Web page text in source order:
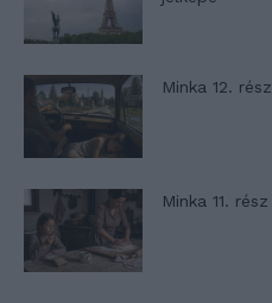
Minka 12. rész
Minka 11. rész